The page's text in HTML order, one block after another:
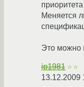
Меняется
Это можно
ip1981 ☆☆
13.12.2009